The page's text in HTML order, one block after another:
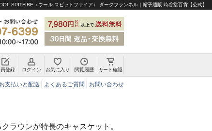
SPITFIRE（ウール スピットファイア） ダークフランネル｜帽子通販 時谷堂百貨【公式】
登録 ログイン お気に入り 閲覧履歴 カート確認
お支払いと配送 よくあるご質問 お問い合わせ
ラウンが特長のキャスケット。